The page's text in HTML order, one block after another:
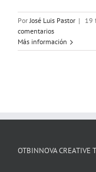
Por José Luis Pastor | 19
comentarios
Más información
OTBINNOVA CREATIVE